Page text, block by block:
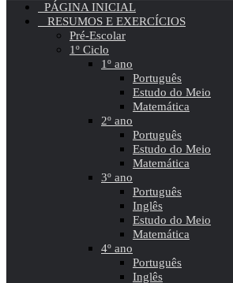
PÁGINA INICIAL
RESUMOS E EXERCÍCIOS
Pré-Escolar
1º Ciclo
1º ano
Português
Estudo do Meio
Matemática
2º ano
Português
Estudo do Meio
Matemática
3º ano
Português
Inglês
Estudo do Meio
Matemática
4º ano
Português
Inglês